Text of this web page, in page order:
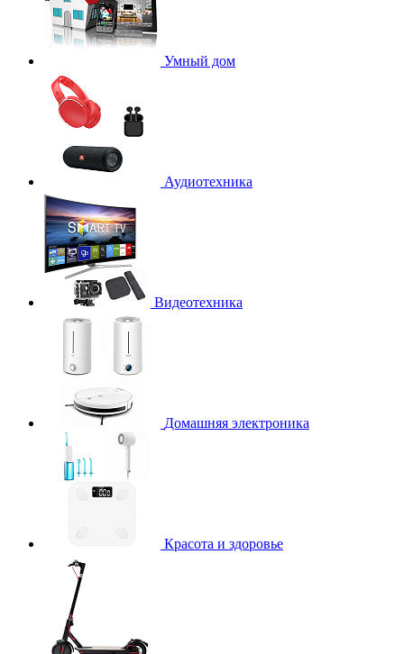
Умный дом
Аудиотехника
Видеотехника
Домашняя электроника
Красота и здоровье